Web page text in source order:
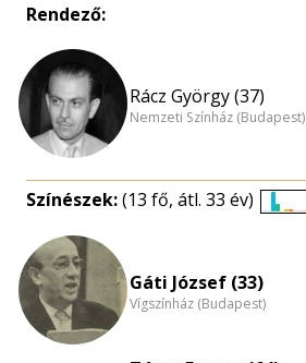
Rendező:
Rácz György (37)
Nemzeti Színház (Budapest)
Színészek:(13 fő, átl. 33 év)
Gáti József (33)
Vígszínház (Budapest)